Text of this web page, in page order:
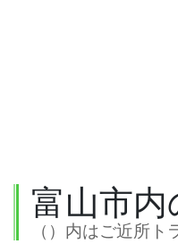
富山市
（）内はご近所